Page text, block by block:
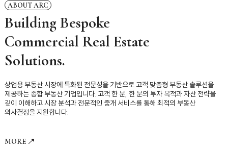
ABOUT ARC
Building Bespoke
Commercial Real Estate
Solutions.
상업용 부동산 시장에 특화된 전문성을 기반으로 고객 맞춤형 부동산 솔루션을
제공하는 종합 부동산 기업입니다. 고객 한 분, 한 분의 투자 목적과 자산 전략을
깊이 이해하고시장 분석과 전문적인 중개 서비스를 통해 최적의 부동산
의사결정을 지원합니다.
MORE